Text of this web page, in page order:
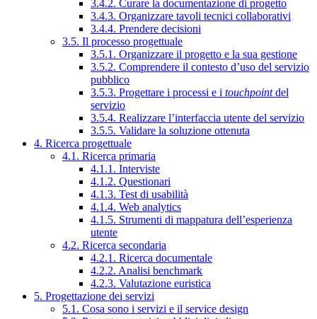
3.4.2. Curare la documentazione di progetto
3.4.3. Organizzare tavoli tecnici collaborativi
3.4.4. Prendere decisioni
3.5. Il processo progettuale
3.5.1. Organizzare il progetto e la sua gestione
3.5.2. Comprendere il contesto d’uso del servizio
pubblico
3.5.3. Progettare i processi e i touchpointdel
servizio
3.5.4. Realizzare l’interfaccia utente del servizio
3.5.5. Validare la soluzione ottenuta
4. Ricerca progettuale
4.1. Ricerca primaria
4.1.1. Interviste
4.1.2. Questionari
4.1.3. Test di usabilità
4.1.4. Web analytics
4.1.5. Strumenti di mappatura dell’esperienza
utente
4.2. Ricerca secondaria
4.2.1. Ricerca documentale
4.2.2. Analisi benchmark
4.2.3. Valutazione euristica
5. Progettazione dei servizi
5.1. Cosa sono i servizi e il service design